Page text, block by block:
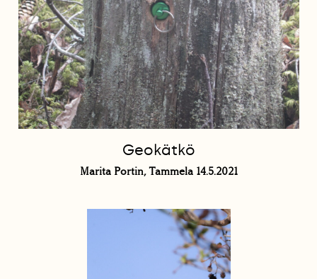
Geokätkö
Marita Portin, Tammela 14.5.2021